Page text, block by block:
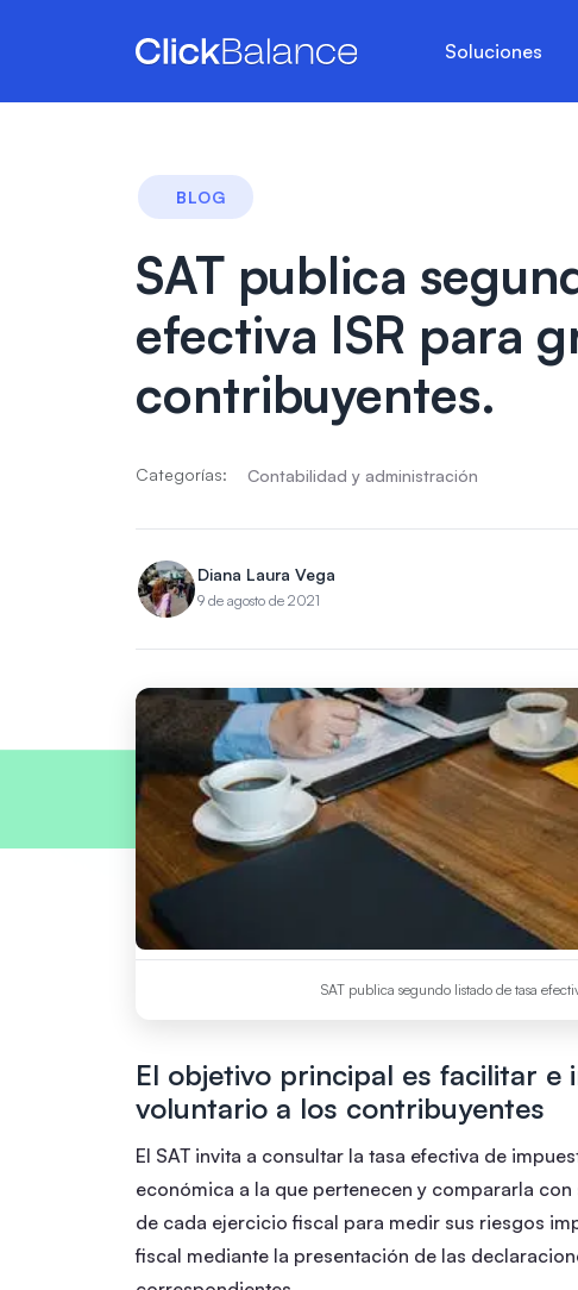
Soluciones
BLOG
SAT publica
efectiva ISR para
contribuyentes.
Categorías: Contabilidad y administración
Diana Laura Vega
9 de agosto de 2021
SAT publica segundo listado de tasa
El objetivo principal es facilitar
voluntario a los contribuyentes
El SAT invita a consultar la tasa efectiva de
económica a la que pertenecen y compararla
de cada ejercicio fiscal para medir sus riesgos
fiscal mediante la presentación de las